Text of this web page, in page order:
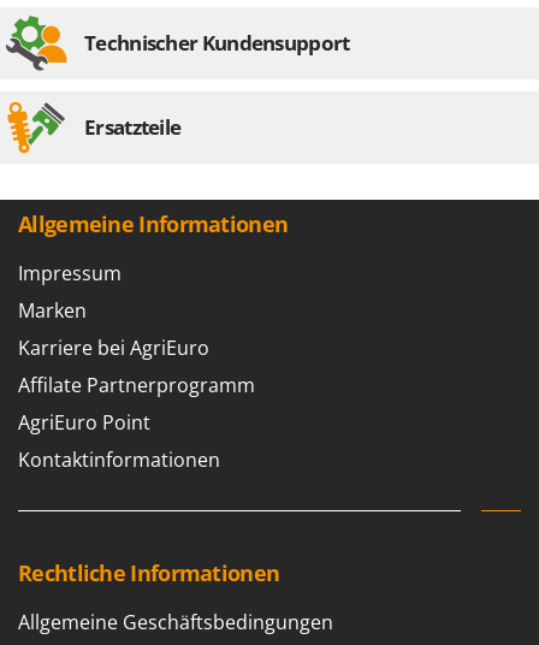
Technischer Kundensupport
Ersatzteile
Allgemeine Informationen
Impressum
Marken
Karriere bei AgriEuro
Affilate Partnerprogramm
AgriEuro Point
Kontaktinformationen
Rechtliche Informationen
Allgemeine Geschäftsbedingungen